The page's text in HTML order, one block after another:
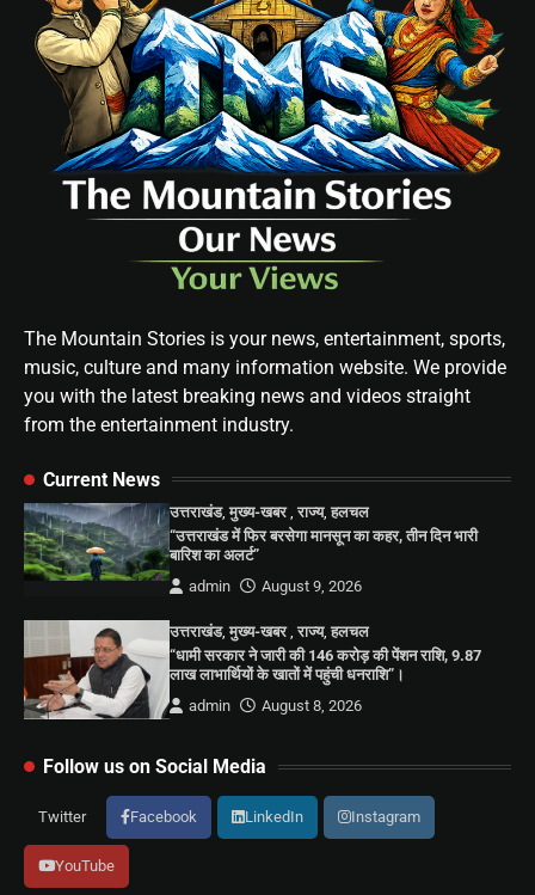
The Mountain Stories is your news, entertainment, sports,
music, culture and many information website. We provide
you with the latest breaking news and videos straight
from the entertainment industry.
Current News
उत्तराखंड,मुख्य-खबर ,राज्य,हलचल
“उत्तराखंड में फिर बरसेगा मानसून का कहर, तीन दिन भारी
बारिश का अलर्ट”
admin
August 9, 2026
उत्तराखंड,मुख्य-खबर,राज्य,हलचल
“धामी सरकार ने जारी की 146 करोड़ की पेंशन राशि, 9.87
लाख लाभार्थियों के खातों में पहुंची धनराशि”।
admin
August 8, 2026
Follow us on Social Media
Twitter Facebook LinkedIn Instagram
YouTube